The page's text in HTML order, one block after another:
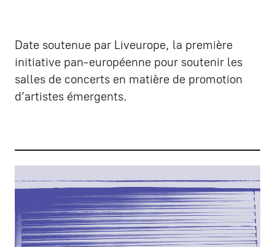
Date soutenue par Liveurope, la première
initiative pan-européenne pour soutenir les
salles de concerts en matière de promotion
d’artistes émergents.